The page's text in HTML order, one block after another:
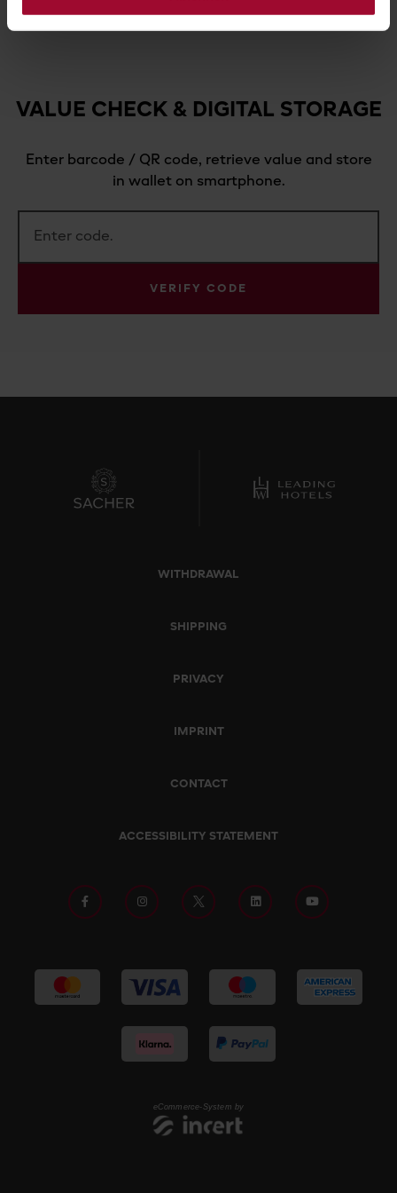
VALUE CHECK & DIGITAL STORAGE
Enter barcode / QR code, retrieve value and store
in wallet on smartphone.
VERIFY CODE
WITHDRAWAL
SHIPPING
PRIVACY
IMPRINT
CONTACT
ACCESSIBILITY STATEMENT
eCommerce-System by